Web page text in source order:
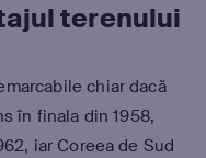
terenului
chiar dacă
în finala din 1958,
iar Coreea de Sud